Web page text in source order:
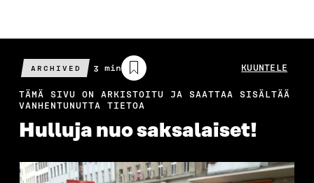
ARCHIVED
Arvioitu
lukuaika
3 min KUUNTELE
TÄMÄ SIVU ON ARKISTOITU JA SAATTAA SISÄLTÄÄ
VANHENTUNUTTA TIETOA
Hulluja nuo saksalaiset!